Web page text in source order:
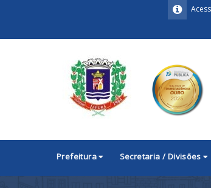
Prefeitura Secretaria / Divisões